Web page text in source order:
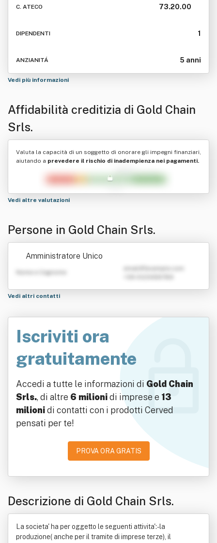
C. ATECO 73.20.00
DIPENDENTI 1
ANZIANITÁ 5 anni
Vedi più informazioni
Affidabilità creditizia di Gold Chain
Srls.
Valuta la capacità di un soggetto di onorare gli impegni finanziari,
aiutando a prevedere il rischio di inadempienza nei pagamenti.
Vedi altre valutazioni
Persone in Gold Chain Srls.
Amministratore Unico
Nome e Cognome
Vedi altri contatti
Iscriviti ora
gratuitamente
Accedi a tutte le informazioni di Gold Chain
Srls., di altre 6 milionidi imprese e 13
milionidi contatti con i prodotti Cerved
pensati per te!
PROVA ORA GRATIS
Descrizione di Gold Chain Srls.
La societa' ha per oggetto le seguenti attivita':- la
produzione( anche per il tramite di imprese terze), il